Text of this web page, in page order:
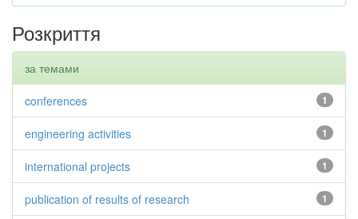
Розкриття
за темами
1
conferences
1
engineering activities
1
international projects
1
publication of results of research